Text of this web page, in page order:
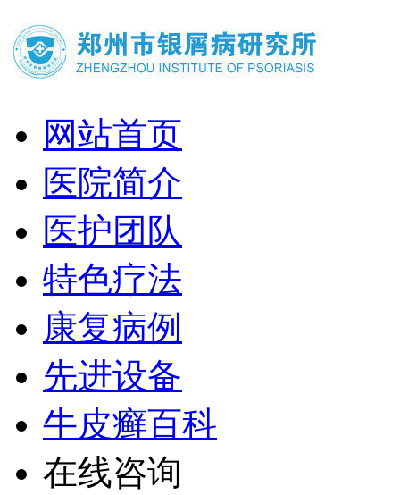
网站首页
医院简介
医护团队
特色疗法
康复病例
先进设备
牛皮癣百科
在线咨询